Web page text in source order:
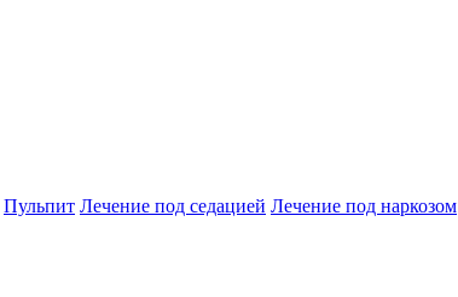
Пульпит Лечение под седацией Лечение под наркозом